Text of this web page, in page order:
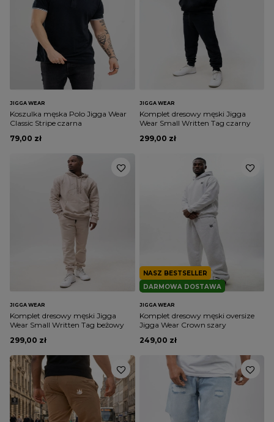
JIGGA WEAR
Koszulka męska Polo Jigga Wear
Classic Stripe czarna
79,00 zł
JIGGA WEAR
Komplet dresowy męski Jigga
Wear Small Written Tag czarny
299,00 zł
JIGGA WEAR
Komplet dresowy męski Jigga
Wear Small Written Tag beżowy
299,00 zł
NASZ BESTSELLER
DARMOWA DOSTAWA
JIGGA WEAR
Komplet dresowy męski oversize
Jigga Wear Crown szary
249,00 zł